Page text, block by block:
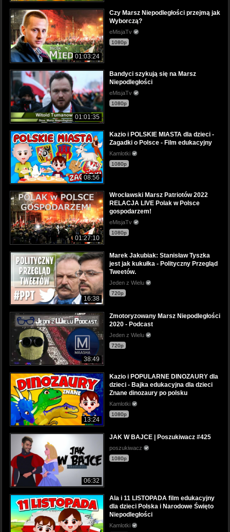
01:03:24
Czy Marsz Niepodległości przejmą jak
Wyborczą?
eMisjaTv
1080p
01:01:35
Bandyci szykują się na Marsz
Niepodległości
eMisjaTv
1080p
08:56
Kazio i POLSKIE MIASTA dla dzieci -
Zagadki o Polsce - Film edukacyjny
Kamlotki
1080p
01:27:10
Wrocławski Marsz Patriotów 2022
RELACJA LIVE Polak w Polsce
gospodarzem!
eMisjaTv
1080p
16:38
Marek Jakubiak: Stanisław Tyszka
jest jak kukułka - Polityczny Przegląd
Tweetów.
Jeden z Wielu
720p
38:49
Zmotoryzowany Marsz Niepodległości
2020 - Podcast
Jeden z Wielu
720p
13:24
Kazio i POPULARNE DINOZAURY dla
dzieci - Bajka edukacyjna dla dzieci
Znane dinozaury po polsku
Kamlotki
1080p
06:32
JAK W BAJCE | Poszukiwacz #425
poszukiwacz
1080p
Ala i 11 LISTOPADA film edukacyjny
dla dzieci Polska i Narodowe Święto
Niepodległości
Kamlotki